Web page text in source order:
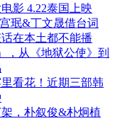
影 4.22泰国上映
珉&丁文晟借台词
在本土都不能播
，从《地狱公使》到
看花！近期三部韩
，朴叙俊&朴炯植